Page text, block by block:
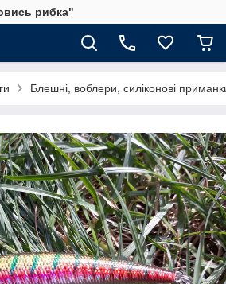
рибка"
Блешні, воблери, силіконові